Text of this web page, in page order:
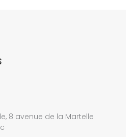
8 avenue de la Martelle